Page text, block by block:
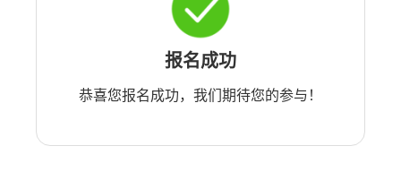
报名成功
恭喜您报名成功，我们期待您的参与！